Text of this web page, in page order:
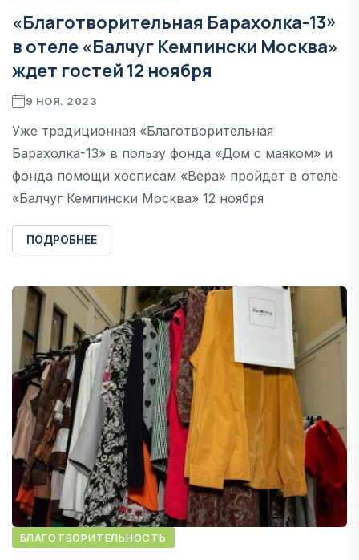
«Благотворительная Барахолка-13»
в отеле «Балчуг Кемпински Москва»
ждет гостей 12 ноября
9 НОЯ. 2023
Уже традиционная «Благотворительная
Барахолка-13» в пользу фонда «Дом с маяком» и
фонда помощи хосписам «Вера» пройдет в отеле
«Балчуг Кемпински Москва» 12 ноября
ПОДРОБНЕЕ
БЛАГОТВОРИТЕЛЬНОСТЬ